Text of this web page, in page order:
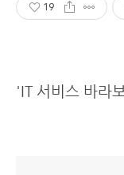
19
'IT 서비스 바라